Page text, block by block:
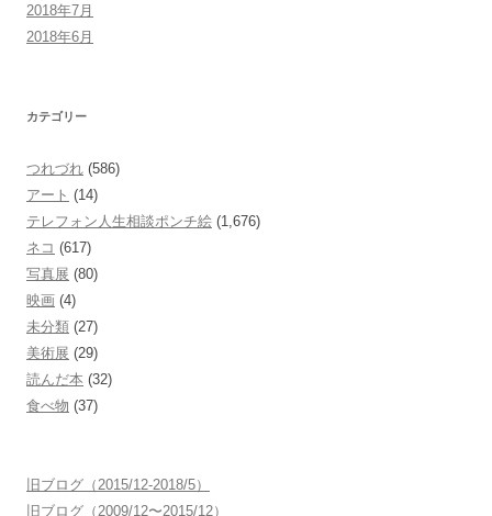
2018年7月
2018年6月
カテゴリー
つれづれ (586)
アート (14)
テレフォン人生相談ポンチ絵 (1,676)
ネコ (617)
写真展 (80)
映画 (4)
未分類 (27)
美術展 (29)
読んだ本 (32)
食べ物 (37)
旧ブログ（2015/12-2018/5）
旧ブログ（2009/12〜2015/12）